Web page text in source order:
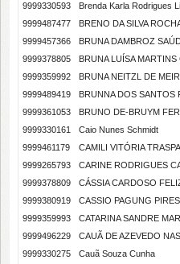
9999330593
Brenda Karla Rodrigues
9999487477
BRENO DA SILVA
9999457366
BRUNA DAMBROZ
9999378805
BRUNA LUÍSA MARTINS
9999359992
BRUNA NEITZL DE
9999489419
BRUNNA DOS SANTOS
9999361053
BRUNO DE-BRUYM
9999330161
Caio Nunes Schmidt
9999461179
CAMILI VITÓRIA
9999265793
CARINE RODRIGUES
9999378809
CÁSSIA CARDOSO
9999380919
CASSIO PAGUNG PIRES
9999359993
CATARINA SANDRE
9999496229
CAUÃ DE AZEVEDO
9999330275
Cauã Souza Cunha